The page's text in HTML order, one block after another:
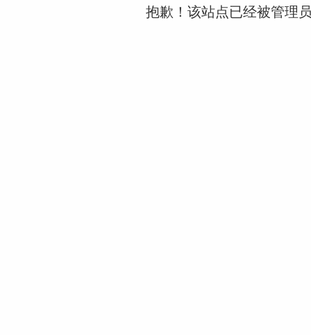
抱歉！该站点已经被管理